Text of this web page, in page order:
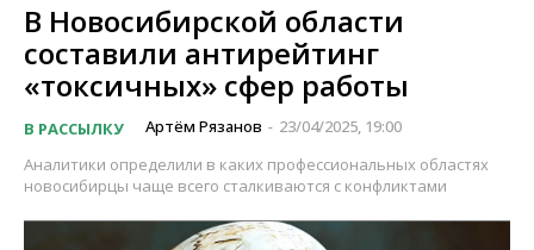
В Новосибирской области
составили антирейтинг
«токсичных» сфер работы
В РАССЫЛКУ Артём Рязанов - 23/04/2025, 19:00
Аналитики определили в каких профессиональных областях
новосибирцы чаще всего сталкиваются с конфликтами